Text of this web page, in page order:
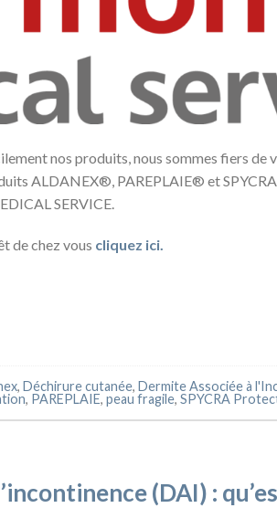
nos produits, nous sommes fiers de
ALDANEX®, PAREPLAIE® et
SERVICE.
de chez vous cliquez ici.
, Déchirure cutanée, Dermite Associée à
, PAREPLAIE, peau fragile, SPYCRA
(DAI) :